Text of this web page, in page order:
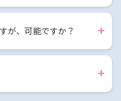
が、可能ですか？